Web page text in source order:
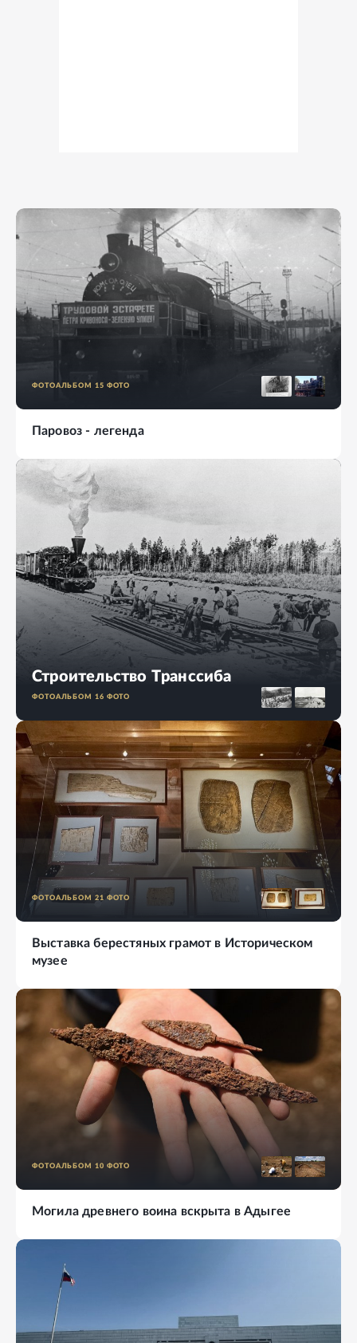
ФОТОАЛЬБОМ 15 ФОТО
Паровоз - легенда
Строительство Транссиба
ФОТОАЛЬБОМ 16 ФОТО
ФОТОАЛЬБОМ 21 ФОТО
Выставка берестяных грамот в Историческом
музее
ФОТОАЛЬБОМ 10 ФОТО
Могила древнего воина вскрыта в Адыгее